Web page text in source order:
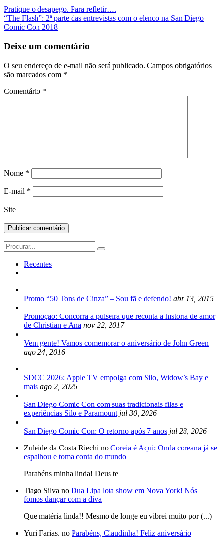
Navegação
da
Pratique o desapego. Para refletir….
“The Flash”: 2ª parte das entrevistas com o elenco na San Diego
Comic Con 2018
Deixe um comentário
O seu endereço de e-mail não será publicado. Campos obrigatórios
são marcados com *
Comentário *
Nome *
E-mail *
Site
Search
for:
Recentes
Promo “50 Tons de Cinza” – Sou fã e defendo! abr 13, 2015
Promoção: Concorra a pulseira que reconta a historia de amor
de Christian e Ana nov 22, 2017
Vem gente! Vamos comemorar o aniversário de John Green
ago 24, 2016
SDCC 2026: Apple TV empolga com Silo, Widow’s Bay e
mais ago 2, 2026
San Diego Comic Con com suas tradicionais filas e
experiências Silo e Paramount jul 30, 2026
San Diego Comic Con: O retorno após 7 anos jul 28, 2026
Zuleide da Costa Riechi no Coreia é Aqui: Onda coreana já se
espalhou e toma conta do mundo
Parabéns minha linda! Deus te
Tiago Silva no Dua Lipa lota show em Nova York! Nós
fomos dançar com a diva
Que matéria linda!! Mesmo de longe eu vibrei muito por (...)
Yuri Farias. no Parabéns, Claudinha! Feliz aniversário